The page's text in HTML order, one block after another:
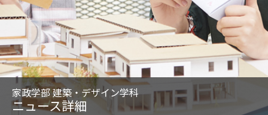
家政学部 建築・デザイン学科
ニュース詳細